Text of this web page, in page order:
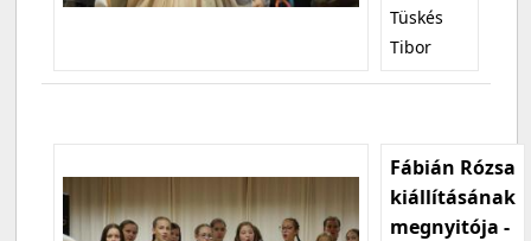
Tüskés
Tibor
Fábián Rózsa
kiállításának
megnyitója -